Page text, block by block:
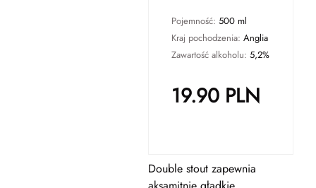
Pojemność: 500 ml
Kraj pochodzenia: Anglia
Zawartość alkoholu: 5,2%
19.90PLN
Double stout zapewnia